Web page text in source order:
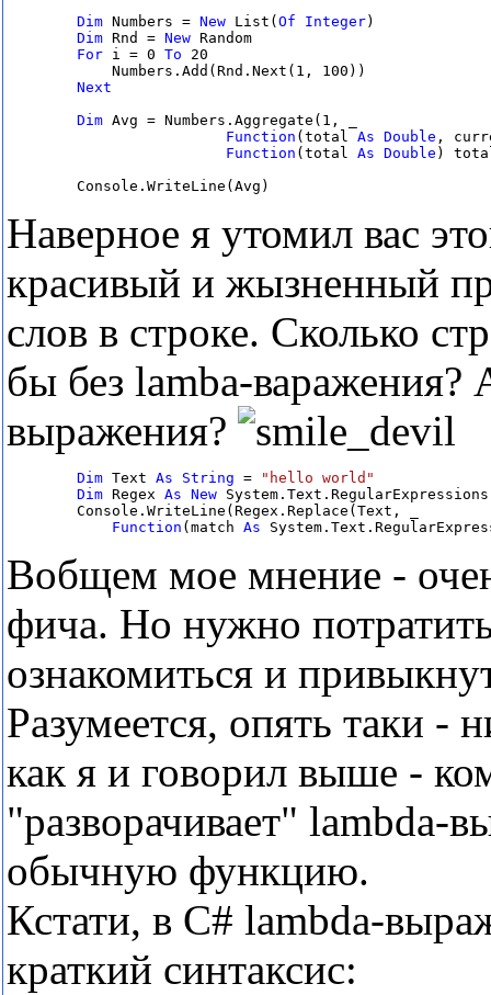
Dim Numbers = New List( Of Integer)
Dim Rnd = New Random
For i = 0 To 20
            Numbers.Add(Rnd.Next(1, 100))
Next
Dim Avg = Numbers.Aggregate(1, _
Function (total As Double ,
Function (total As Double )
        Console.WriteLine(Avg)
Наверное я утомил вас
красивый и жызненный
слов в строке. Сколько
бы без lamba-варажения?
выражения?
Dim Text As String =
Dim Regex As New
        Console.WriteLine(Regex.Replace(Text, _
Function (match As
Вобщем мое мнение -
фича. Но нужно
ознакомиться и
Разумеется, опять таки -
как я и говорил выше -
"разворачивает" lambda-
обычную функцию.
Кстати, в C# lambda-
краткий синтаксис: